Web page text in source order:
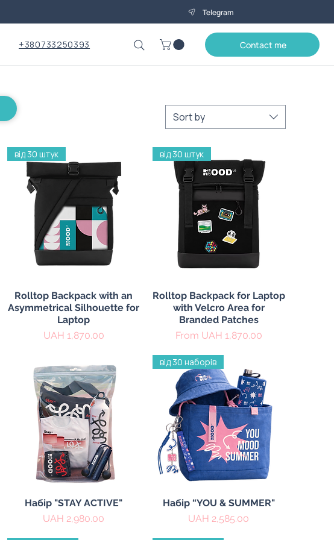
Telegram
+380733250393 Contact me
Sort by
Quick View
від 30 штук
Rolltop Backpack with an
Asymmetrical Silhouette for
Laptop
Price
UAH 1,870.00
Quick View
від 30 штук
Rolltop Backpack for Laptop
with Velcro Area for
Branded Patches
From UAH 1,870.00
Sale Price
Quick View
Набір "STAY ACTIVE"
Price
UAH 2,980.00
Quick View
від 30 наборів
Набір “YOU & SUMMER"
Price
UAH 2,585.00